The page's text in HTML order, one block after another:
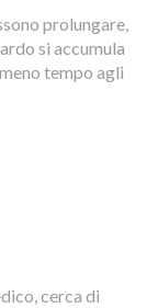
prolungare,
si accumula
tempo agli
cerca di